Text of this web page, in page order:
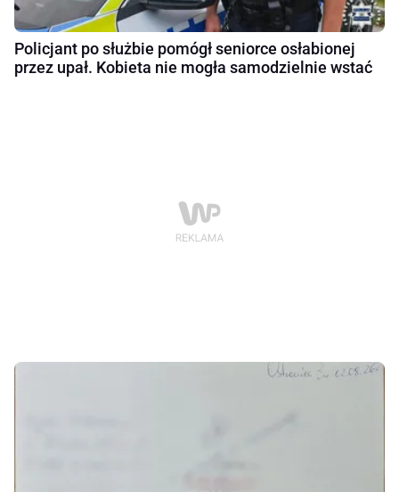
Policjant po służbie pomógł seniorce osłabionej
przez upał. Kobieta nie mogła samodzielnie wstać